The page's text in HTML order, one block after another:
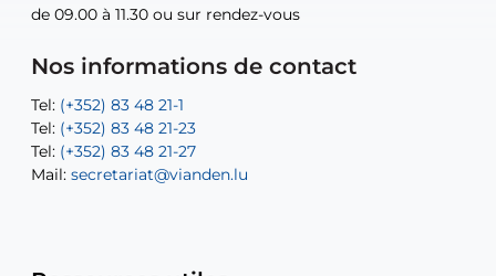
de 09.00 à 11.30 ou sur rendez-vous
Nos informations de contact
Tel: (+352) 83 48 21-1
Tel: (+352) 83 48 21-23
Tel: (+352) 83 48 21-27
Mail: secretariat@vianden.lu
de 09.00 à 11.30 ou sur rendez-vous
Tel: (+352) 83 48 21-20
Tel: (+352) 83 48 21-22
Mail:sofia.carvalho@vianden.lu
Mail: diane.storn@vianden.lu
Mail:recette@vianden.lu
Tel:(+352) 83 48 21-31
Tel:Permanence (Fuite d’eau) : 83 48 21 61